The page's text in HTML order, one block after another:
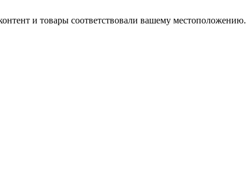
и товары соответствовали вашему местоположению.